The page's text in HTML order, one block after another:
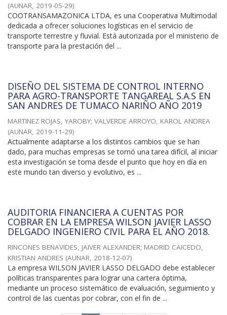
(AUNAR, 2019-05-29)
COOTRANSAMAZONICA LTDA, es una Cooperativa Multimodal
dedicada a ofrecer soluciones logísticas en el servicio de
transporte terrestre y fluvial. Está autorizada por el ministerio de
transporte para la prestación del ...
DISEÑO DEL SISTEMA DE CONTROL INTERNO
PARA AGRO-TRANSPORTE TANGAREAL S.A.S EN
SAN ANDRES DE TUMACO NARIÑO AÑO 2019
MARTINEZ ROJAS, YAROBY; VALVERDE ARROYO, KAROL ANDREA
(AUNAR, 2019-11-29)
Actualmente adaptarse a los distintos cambios que se han
dado, para muchas empresas se tornó una tarea difícil, al iniciar
esta investigación se toma desde el punto que hoy en día en
este mundo tan diverso y evolutivo, es ...
AUDITORIA FINANCIERA A CUENTAS POR
COBRAR EN LA EMPRESA WILSON JAVIER LASSO
DELGADO INGENIERO CIVIL PARA EL AÑO 2018.
RINCONES BENAVIDES, JAIVER ALEXANDER; MADRID CAICEDO,
KRISTIAN ANDRES (AUNAR, 2018-12-07)
La empresa WILSON JAVIER LASSO DELGADO debe establecer
políticas transparentes para lograr una cartera óptima,
mediante un proceso sistemático de evaluación, seguimiento y
control de las cuentas por cobrar, con el fin de ...